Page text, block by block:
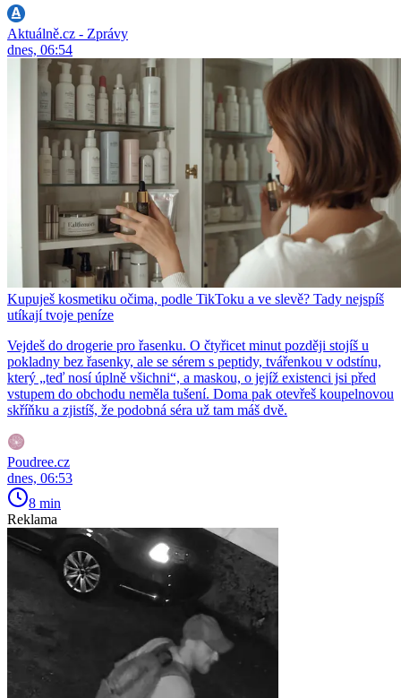
Aktuálně.cz - Zprávy
dnes, 06:54
Kupuješ kosmetiku očima, podle TikToku a ve slevě? Tady nejspíš
utíkají tvoje peníze
Vejdeš do drogerie pro řasenku. O čtyřicet minut později stojíš u
pokladny bez řasenky, ale se sérem s peptidy, tvářenkou v odstínu,
který „teď nosí úplně všichni“, a maskou, o jejíž existenci jsi před
vstupem do obchodu neměla tušení. Doma pak otevřeš koupelnovou
skříňku a zjistíš, že podobná séra už tam máš dvě.
Poudree.cz
dnes, 06:53
8 min
Reklama